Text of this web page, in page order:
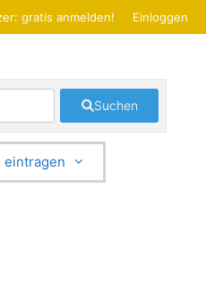
gratis anmelden! Einloggen
Suchen
eintragen